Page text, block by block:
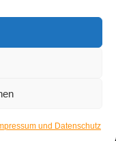
und Datenschutz